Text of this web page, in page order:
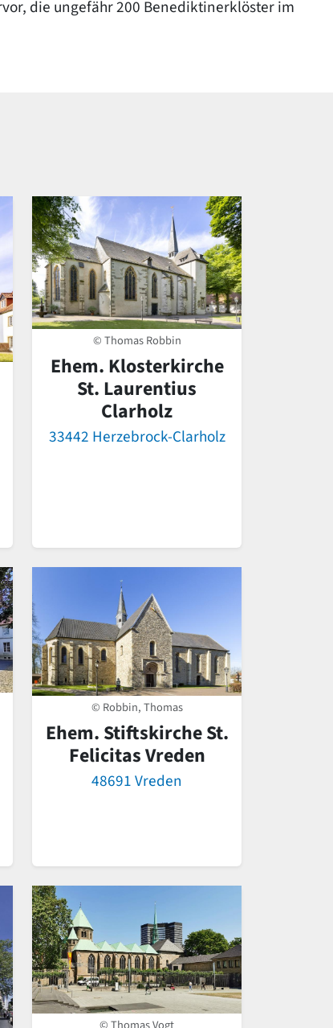
die ungefähr 200 Benediktinerklöster im
© Thomas Robbin
Ehem. Klosterkirche
St. Laurentius
Clarholz
33442 Herzebrock-Clarholz
© Robbin, Thomas
Ehem. Stiftskirche St.
Felicitas Vreden
48691 Vreden